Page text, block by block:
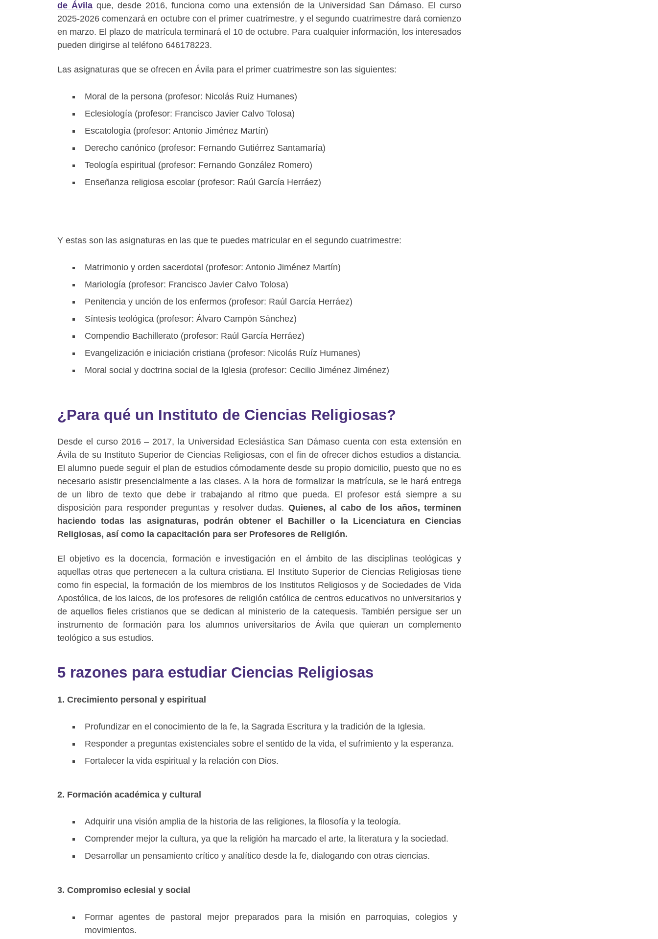
de Ávila que, desde 2016, funciona como una extensión de la Universidad San Dámaso. El curso
2025-2026 comenzará en octubre con el primer cuatrimestre, y el segundo cuatrimestre dará comienzo
en marzo. El plazo de matrícula terminará el 10 de octubre. Para cualquier información, los interesados
pueden dirigirse al teléfono 646178223.
Las asignaturas que se ofrecen en Ávila para el primer cuatrimestre son las siguientes:
Moral de la persona (profesor: Nicolás Ruiz Humanes)
Eclesiología (profesor: Francisco Javier Calvo Tolosa)
Escatología (profesor: Antonio Jiménez Martín)
Derecho canónico (profesor: Fernando Gutiérrez Santamaría)
Teología espiritual (profesor: Fernando González Romero)
Enseñanza religiosa escolar (profesor: Raúl García Herráez)
Y estas son las asignaturas en las que te puedes matricular en el segundo cuatrimestre:
Matrimonio y orden sacerdotal (profesor: Antonio Jiménez Martín)
Mariología (profesor: Francisco Javier Calvo Tolosa)
Penitencia y unción de los enfermos (profesor: Raúl García Herráez)
Síntesis teológica (profesor: Álvaro Campón Sánchez)
Compendio Bachillerato (profesor: Raúl García Herráez)
Evangelización e iniciación cristiana (profesor: Nicolás Ruíz Humanes)
Moral social y doctrina social de la Iglesia (profesor: Cecilio Jiménez Jiménez)
¿Para qué un Instituto de Ciencias Religiosas?
Desde el curso 2016 – 2017, la Universidad Eclesiástica San Dámaso cuenta con esta extensión en
Ávila de su Instituto Superior de Ciencias Religiosas, con el fin de ofrecer dichos estudios a distancia.
El alumno puede seguir el plan de estudios cómodamente desde su propio domicilio, puesto que no es
necesario asistir presencialmente a las clases. A la hora de formalizar la matrícula, se le hará entrega
de un libro de texto que debe ir trabajando al ritmo que pueda. El profesor está siempre a su
disposición para responder preguntas y resolver dudas. Quienes, al cabo de los años, terminen
haciendo todas las asignaturas, podrán obtener el Bachiller o la Licenciatura en Ciencias
Religiosas, así como la capacitación para ser Profesores de Religión.
El objetivo es la docencia, formación e investigación en el ámbito de las disciplinas teológicas y
aquellas otras que pertenecen a la cultura cristiana. El Instituto Superior de Ciencias Religiosas tiene
como fin especial, la formación de los miembros de los Institutos Religiosos y de Sociedades de Vida
Apostólica, de los laicos, de los profesores de religión católica de centros educativos no universitarios y
de aquellos fieles cristianos que se dedican al ministerio de la catequesis. También persigue ser un
instrumento de formación para los alumnos universitarios de Ávila que quieran un complemento
teológico a sus estudios.
5 razones para estudiar Ciencias Religiosas
1. Crecimiento personal y espiritual
Profundizar en el conocimiento de la fe, la Sagrada Escritura y la tradición de la Iglesia.
Responder a preguntas existenciales sobre el sentido de la vida, el sufrimiento y la esperanza.
Fortalecer la vida espiritual y la relación con Dios.
2. Formación académica y cultural
Adquirir una visión amplia de la historia de las religiones, la filosofía y la teología.
Comprender mejor la cultura, ya que la religión ha marcado el arte, la literatura y la sociedad.
Desarrollar un pensamiento crítico y analítico desde la fe, dialogando con otras ciencias.
3. Compromiso eclesial y social
Formar agentes de pastoral mejor preparados para la misión en parroquias, colegios y
movimientos.